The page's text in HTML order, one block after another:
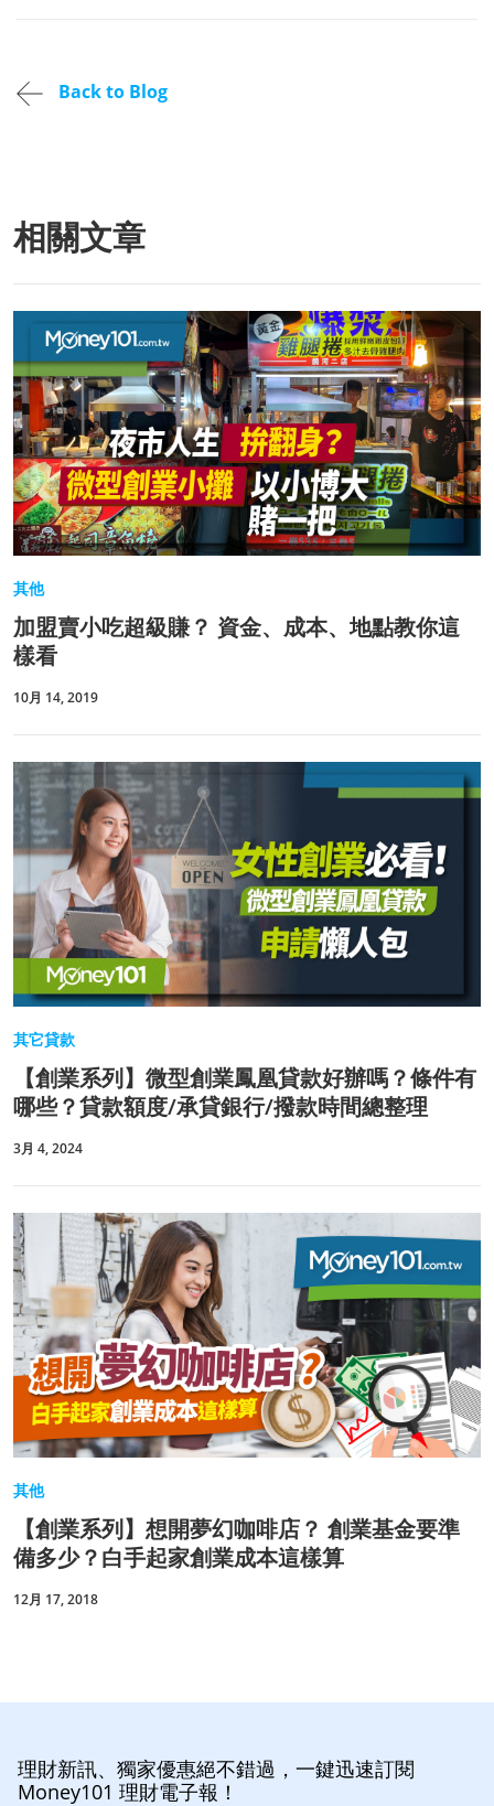
Back to Blog
相關文章
其他
加盟賣小吃超級賺？ 資金、成本、地點教你這
樣看
10月 14, 2019
其它貸款
【創業系列】微型創業鳳凰貸款好辦嗎？條件有
哪些？貸款額度/承貸銀行/撥款時間總整理
3月 4, 2024
其他
【創業系列】想開夢幻咖啡店？ 創業基金要準
備多少？白手起家創業成本這樣算
12月 17, 2018
理財新訊、獨家優惠絕不錯過，一鍵迅速訂閱
Money101 理財電子報！